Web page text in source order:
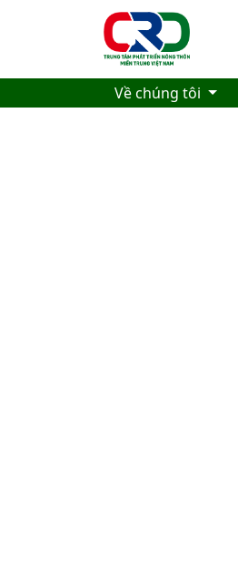
Skip to main content
Về chúng tôi